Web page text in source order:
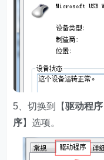
5、切换到【驱动程序
序】选项。